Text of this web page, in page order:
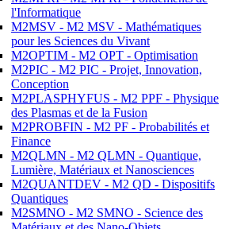
l'Informatique
M2MSV - M2 MSV - Mathématiques
pour les Sciences du Vivant
M2OPTIM - M2 OPT - Optimisation
M2PIC - M2 PIC - Projet, Innovation,
Conception
M2PLASPHYFUS - M2 PPF - Physique
des Plasmas et de la Fusion
M2PROBFIN - M2 PF - Probabilités et
Finance
M2QLMN - M2 QLMN - Quantique,
Lumière, Matériaux et Nanosciences
M2QUANTDEV - M2 QD - Dispositifs
Quantiques
M2SMNO - M2 SMNO - Science des